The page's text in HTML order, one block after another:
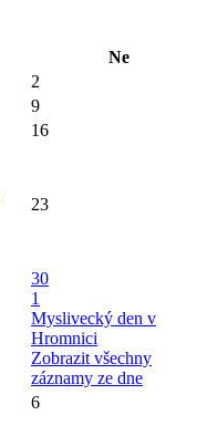
Ne
2
9
16
23
30
1
Myslivecký den v
Hromnici
Zobrazit všechny
záznamy ze dne
6